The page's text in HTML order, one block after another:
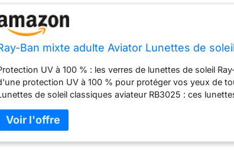
Ban mixte adulte Aviator Lunettes de
UV à 100 % : les verres de lunettes de soleil
protection UV à 100 % pour protéger vos yeux de
de soleil classiques aviateur RB3025 : ces
des verres verts classiques et sont prêtes à être prescrites
inclus : chaque paire de lunettes de soleil Ray-
de nettoyage et un étui pour nettoyer et protéger